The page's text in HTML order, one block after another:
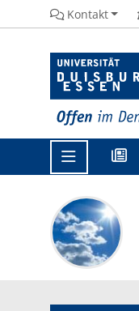
Kontakt